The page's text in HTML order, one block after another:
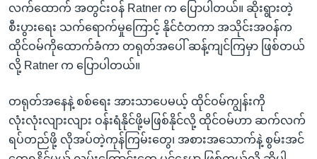
လက်ထောက် အတွင်းဝန် Ratner က ပြောပါတယ်။ ဆိုးရွားတဲ့
စီးပွားရေး သက်ရောက်မှုကြောင့် နိုင်ငံတကာ အသိုင်းအဝန်က
ထိုင်ဝမ်ကိုထောက်ခံကာ တရုတ်အပေါ် ဆန့်ကျင်ကြမှာ ဖြစ်တယ်
လို့ Ratner က ပြောပါတယ်။
တရုတ်အနေနဲ့ စစ်ရေး အားသာပေမယ့် ထိုင်ဝမ်ကျွန်းကို
လုံးလုံးလျားလျား ဝန်းရံနိုင်ဖို့မဖြစ်နိုင်လို့ ထိုင်ဝမ်ဟာ ဆက်လက်
ရပ်တည်ဖို့ လိုအပ်တဲ့ကုန်ကြမ်းတွေ၊ အစားအသောက်နဲ့ စွမ်းအင်